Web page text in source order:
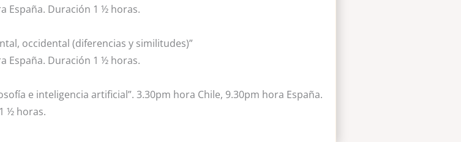
España. Duración 1 ½ horas.
occidental (diferencias y similitudes)”
España. Duración 1 ½ horas.
e inteligencia artificial”. 3.30pm hora Chile, 9.30pm hora España.
½ horas.